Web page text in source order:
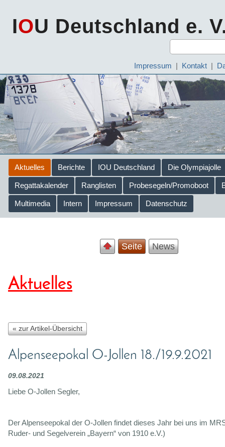
IOU Deutschland e.
Impressum | Kontakt |
Aktuelles Berichte IOU Deutschland Die Olympiajolle
Regattakalender Ranglisten Probesegeln/Promoboot
Multimedia Intern Impressum Datenschutz
Seite News
Aktuelles
« zur Artikel-Übersicht
Alpenseepokal O-Jollen 18./19.9.2021
09.08.2021
Liebe O-Jollen Segler,
Der Alpenseepokal der O-Jollen findet dieses Jahr bei uns im
Ruder- und Segelverein „Bayern“ von 1910 e.V.)